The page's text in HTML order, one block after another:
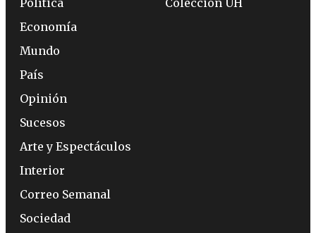
Economía
Mundo
País
Opinión
Sucesos
Arte y Espectáculos
Interior
Correo Semanal
Sociedad